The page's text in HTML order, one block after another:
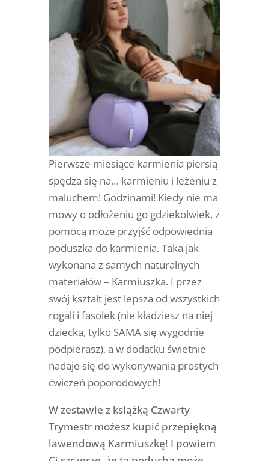
Pierwsze miesiące karmienia piersią
spędza się na… karmieniu i leżeniu z
maluchem! Godzinami! Kiedy nie ma
mowy o odłożeniu go gdziekolwiek, z
pomocą może przyjść odpowiednia
poduszka do karmienia. Taka jak
wykonana z samych naturalnych
materiałów – Karmiuszka. I przez
swój kształt jest lepsza od wszystkich
rogali i fasolek (nie kładziesz na niej
dziecka, tylko SAMA się wygodnie
podpierasz), a w dodatku świetnie
nadaje się do wykonywania prostych
ćwiczeń poporodowych!
W zestawie z książką Czwarty
Trymestr możesz kupić przepiękną
lawendową Karmiuszkę! I powiem